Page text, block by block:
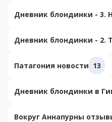
Дневник блондинки - 3.
Дневник блондинки - 2.
Патагония новости 13
Дневник блондинки в
Вокруг Аннапурны